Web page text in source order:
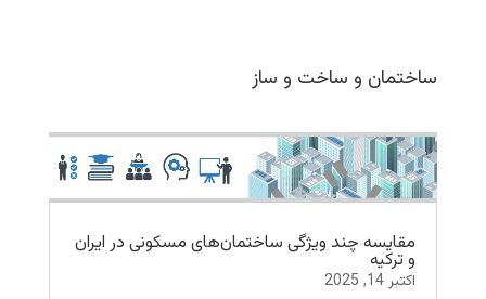
ساختمان و ساخت و ساز
مقایسه چند ویژگی ساختمان‌های مسکونی در ایران
و ترکیه
اکتبر 14, 2025